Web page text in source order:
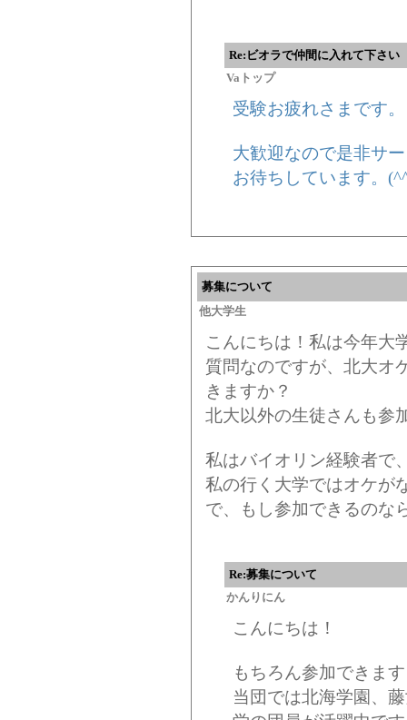
Re:ビオラで仲間に入れて下さい
Vaトップ
受験お疲れさまです。
大歓迎なので是非サ
お待ちしています。
募集について
他大学生
こんにちは！私は今年大
質問なのですが、北大オ
きますか？
北大以外の生徒さんも参
私はバイオリン経験者で
私の行く大学ではオケが
で、もし参加できるのな
Re:募集について
かんりにん
こんにちは！
もちろん参加できま
当団では北海学園、